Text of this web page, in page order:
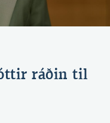
ráðin til